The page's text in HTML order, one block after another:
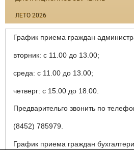
ЛЕТО 2026
График приема граждан
вторник: с 11.00 до 13.00;
среда: с 11.00 до 13.00;
четверг: с 15.00 до 18.00.
Предварительго звонить по
(8452) 785979.
График приема граждан